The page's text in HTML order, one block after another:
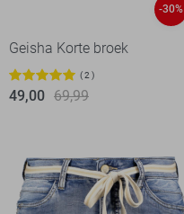
-30%
Geisha Korte broek
2
49,00 69,99